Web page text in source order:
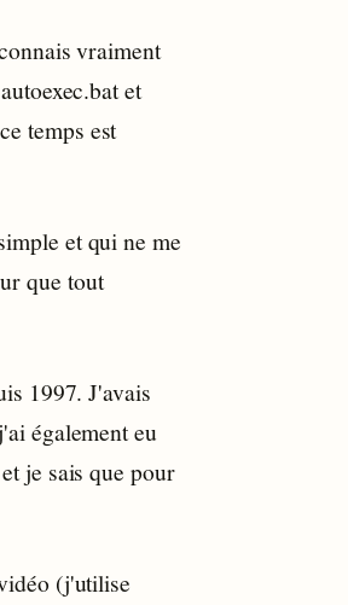
vraiment
et
temps est
et qui ne me
que tout
1997. J'avais
également eu
je sais que pour
(j'utilise